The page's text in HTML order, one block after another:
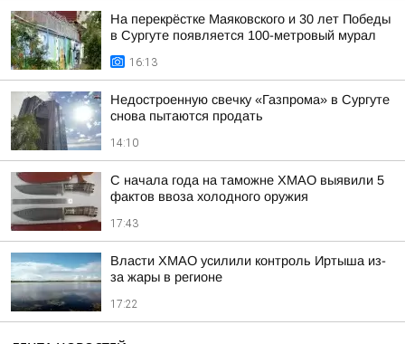
На перекрёстке Маяковского и 30 лет Победы
в Сургуте появляется 100-метровый мурал
16:13
Недостроенную свечку «Газпрома» в Сургуте
снова пытаются продать
14:10
С начала года на таможне ХМАО выявили 5
фактов ввоза холодного оружия
17:43
Власти ХМАО усилили контроль Иртыша из-
за жары в регионе
17:22